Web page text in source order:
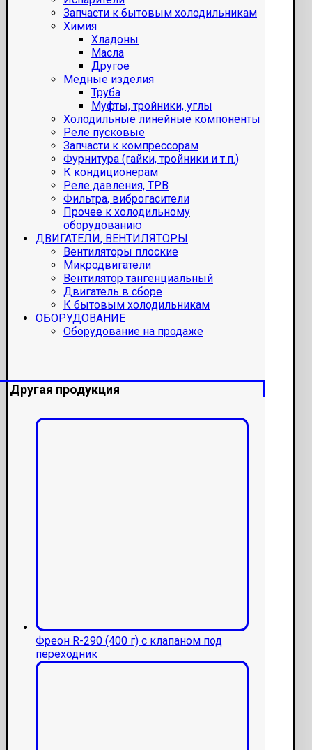
Запчасти к бытовым холодильникам
Химия
Хладоны
Масла
Другое
Медные изделия
Труба
Муфты, тройники, углы
Холодильные линейные компоненты
Реле пусковые
Запчасти к компрессорам
Фурнитура (гайки, тройники и т.п.)
К кондиционерам
Реле давления, ТРВ
Фильтра, виброгасители
Прочее к холодильному
оборудованию
ДВИГАТЕЛИ, ВЕНТИЛЯТОРЫ
Вентиляторы плоские
Микродвигатели
Вентилятор тангенциальный
Двигатель в сборе
К бытовым холодильникам
ОБОРУДОВАНИЕ
Оборудование на продаже
Другая продукция
Фреон R-290 (400 г) с клапаном под
переходник